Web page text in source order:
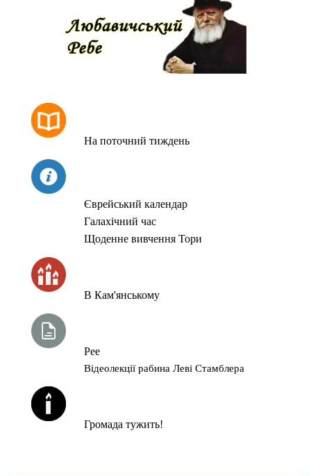
На поточний тиждень
Єврейський календар
Галахічний час
Щоденне вивчення Тори
В Кам'янському
Рее
Відеолекції рабина Леві Стамблера
Громада тужить!